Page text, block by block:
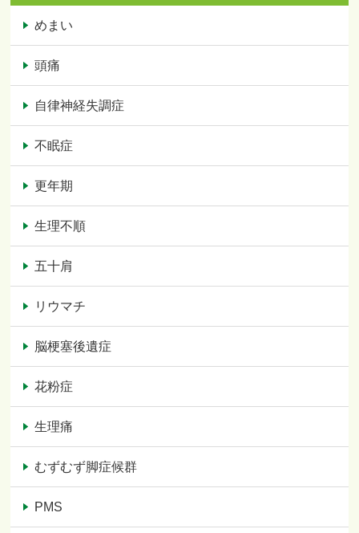
めまい
頭痛
自律神経失調症
不眠症
更年期
生理不順
五十肩
リウマチ
脳梗塞後遺症
花粉症
生理痛
むずむず脚症候群
PMS